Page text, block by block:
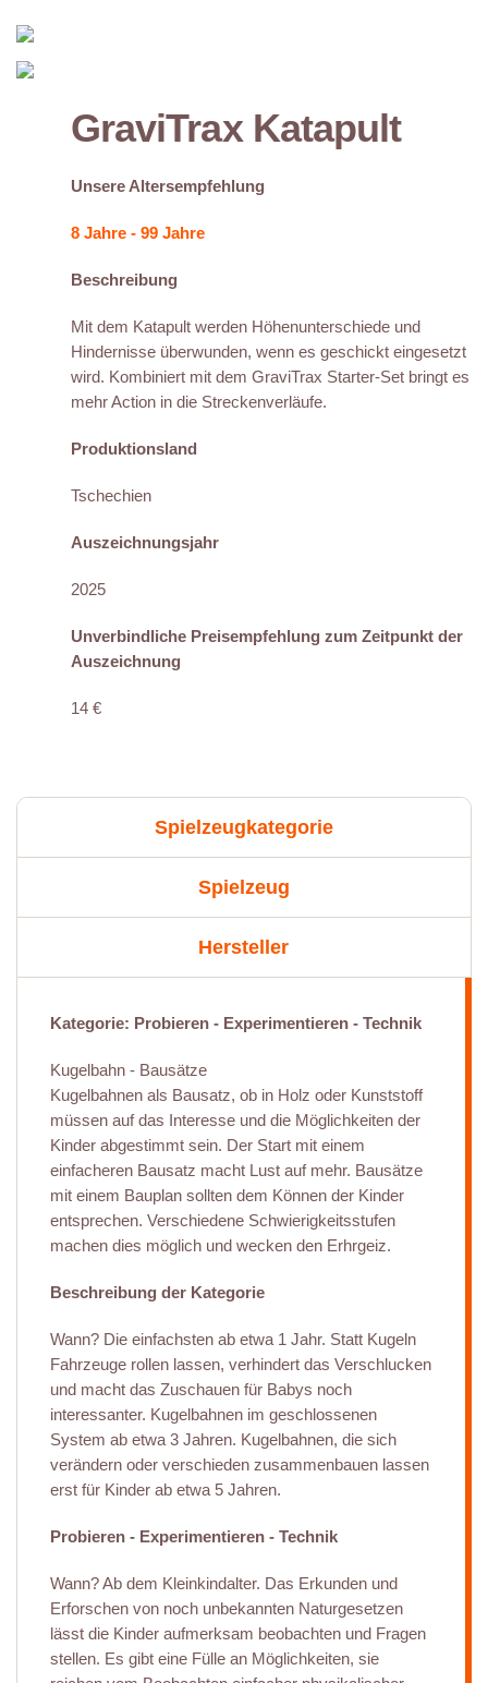
GraviTrax Katapult
Unsere Altersempfehlung
8 Jahre - 99 Jahre
Beschreibung
Mit dem Katapult werden Höhenunterschiede und
Hindernisse überwunden, wenn es geschickt eingesetzt
wird. Kombiniert mit dem GraviTrax Starter-Set bringt es
mehr Action in die Streckenverläufe.
Produktionsland
Tschechien
Auszeichnungsjahr
2025
Unverbindliche Preisempfehlung zum Zeitpunkt der
Auszeichnung
14 €
Spielzeugkategorie
Spielzeug
Hersteller
Kategorie: Probieren - Experimentieren - Technik
Kugelbahn - Bausätze
Kugelbahnen als Bausatz, ob in Holz oder Kunststoff
müssen auf das Interesse und die Möglichkeiten der
Kinder abgestimmt sein. Der Start mit einem
einfacheren Bausatz macht Lust auf mehr. Bausätze
mit einem Bauplan sollten dem Können der Kinder
entsprechen. Verschiedene Schwierigkeitsstufen
machen dies möglich und wecken den Erhrgeiz.
Beschreibung der Kategorie
Wann? Die einfachsten ab etwa 1 Jahr. Statt Kugeln
Fahrzeuge rollen lassen, verhindert das Verschlucken
und macht das Zuschauen für Babys noch
interessanter. Kugelbahnen im geschlossenen
System ab etwa 3 Jahren. Kugelbahnen, die sich
verändern oder verschieden zusammenbauen lassen
erst für Kinder ab etwa 5 Jahren.
Probieren - Experimentieren - Technik
Wann? Ab dem Kleinkindalter. Das Erkunden und
Erforschen von noch unbekannten Naturgesetzen
lässt die Kinder aufmerksam beobachten und Fragen
stellen. Es gibt eine Fülle an Möglichkeiten, sie